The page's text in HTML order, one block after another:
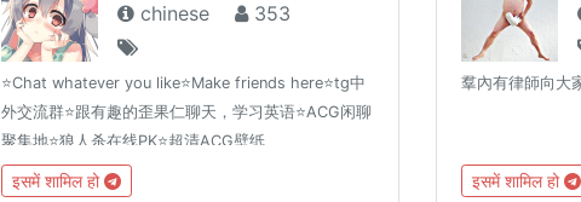
chinese
353
⭐️Chat whatever you like⭐️Make friends here⭐️tg中
外交流群⭐️跟有趣的歪果仁聊天，学习英语⭐️ACG闲聊
聚集地⭐️狼人杀在线PK⭐️超清ACG壁纸
इसमें शामिल हो
羣內有律師向大
इसमें शामिल हो